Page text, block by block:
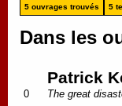
5 ouvrages trouvés 5
Dans les
0
Patrick
The great